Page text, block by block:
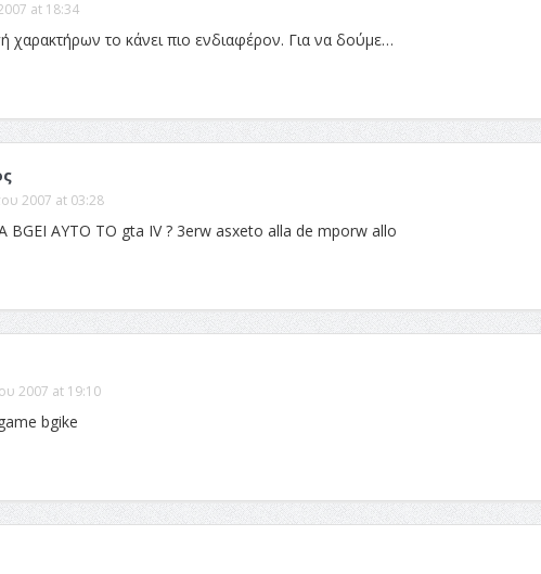
at 18:34
χαρακτήρων το κάνει πιο ενδιαφέρον. Για να δούμε…
2007 at 03:28
BGEI AYTO TO gta IV ? 3erw asxeto alla de mporw allo
2007 at 19:10
bgike